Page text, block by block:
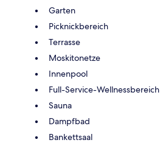
Garten
Picknickbereich
Terrasse
Moskitonetze
Innenpool
Full-Service-Wellnessbereich
Sauna
Dampfbad
Bankettsaal